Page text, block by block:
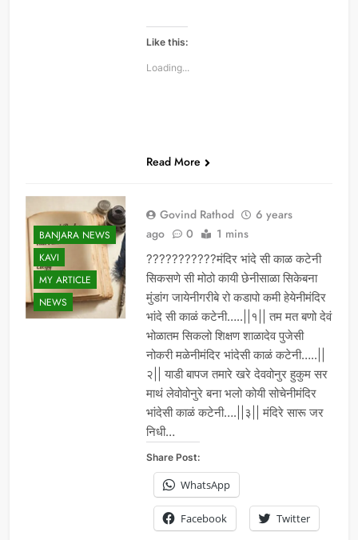
Like this:
Loading...
Read More
BANJARA NEWS
KAVI
MY ARTICLE
NEWS
Govind Rathod
6 years
ago
0 1 mins
???????????मंदिर भांदे सी काळ कटेनी
सिकसणे सी मोठो कायी छेनीसाळा सिकेबना
मुंडांग जायेनीगरीबे रो कडापो कमी हेयेनीमंदिर
भांदे सी काळं कटेनी…..||१|| तम मत बणो देवं
भोळातम सिकलो शिक्षण शाळादेव पुजेसी
नोकरी मळेनीमंदिर भांदेसी काळं कटेनी…..||
२|| याडी बापज तमारे खरे देववोनुर हुकुम सर
माथं लेवोवोनुरे बना भलो कोयी सोचेनीमंदिर
भांदेसी काळं कटेनी….||३|| मंदिरे सारू जर
निधी…
Share Post:
WhatsApp
Facebook Twitter